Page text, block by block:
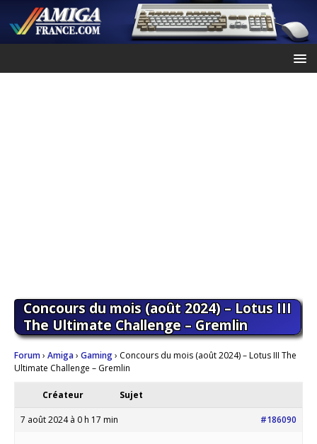
Concours du mois (août 2024) – Lotus III
The Ultimate Challenge – Gremlin
Forum› Amiga› Gaming› Concours du mois (août 2024) – Lotus III The
Ultimate Challenge – Gremlin
Créateur Sujet
7 août 2024 à 0 h 17 min #186090